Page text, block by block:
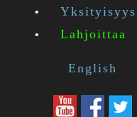
Yksityisyys
Lahjoittaa
English